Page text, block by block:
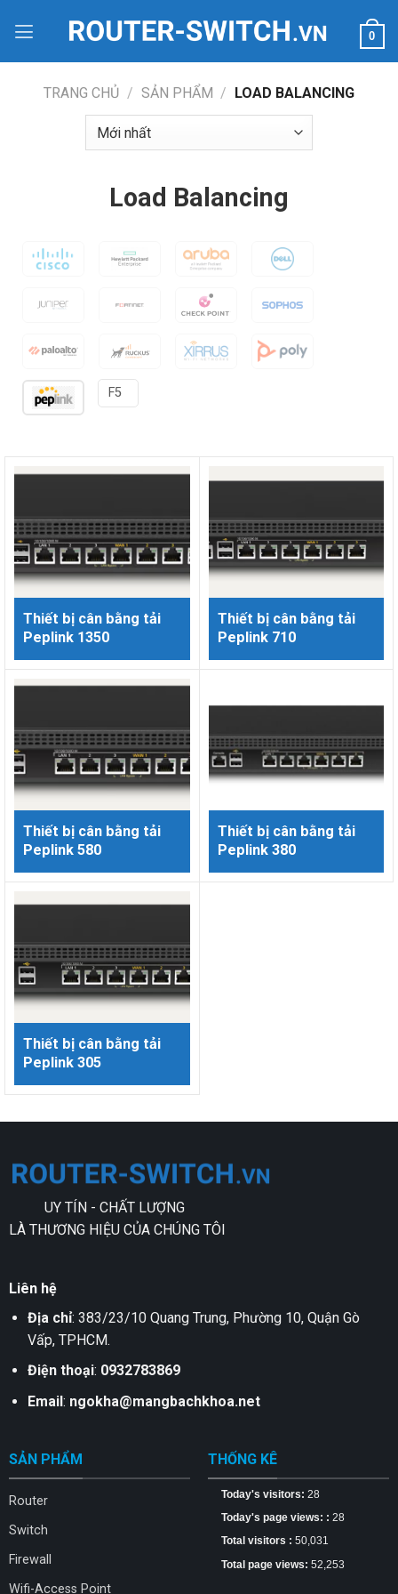
qua
0
TRANG CHỦ / SẢN PHẨM / LOAD BALANCING
Load Balancing
F5
Thiết bị cân bằng tải
Peplink 1350
Thiết bị cân bằng tải
Peplink 710
Thiết bị cân bằng tải
Peplink 580
Thiết bị cân bằng tải
Peplink 380
Thiết bị cân bằng tải
Peplink 305
UY TÍN - CHẤT LƯỢNG
LÀ THƯƠNG HIỆU CỦA CHÚNG TÔI
Liên hệ
Địa chỉ: 383/23/10 Quang Trung, Phường 10, Quận Gò
Vấp, TPHCM.
Điện thoại: 0932783869
Email: ngokha@mangbachkhoa.net
SẢN PHẨM
Router
Switch
Firewall
Wifi-Access Point
THỐNG KÊ
Today's visitors:28
Today's page views: :28
Total visitors :50,031
Total page views:52,253